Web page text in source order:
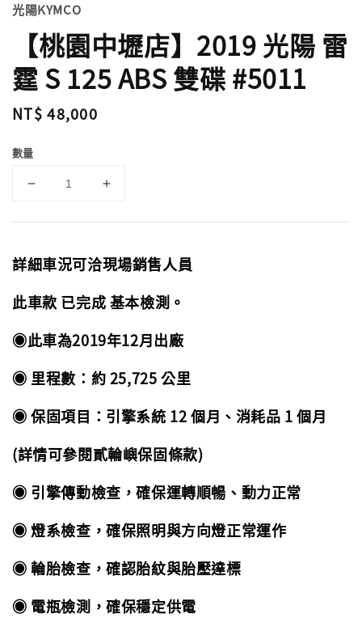
光陽KYMCO
【桃園中壢店】2019 光陽 雷
霆 S 125 ABS 雙碟 #5011
Regular
NT$ 48,000
數量
詳細車況可洽現場銷售人員
此車款 已完成 基本檢測。
◉此車為2019年12月出廠
◉ 里程數：約 25,725 公里
◉ 保固項目：引擎系統 12 個月、消耗品 1 個月
(詳情可參閱貳輪嶼保固條款)
◉ 引擎傳動檢查，確保運轉順暢、動力正常
◉ 燈系檢查，確保照明與方向燈正常運作
◉ 輪胎檢查，確認胎紋與胎壓達標
◉ 電瓶檢測，確保穩定供電